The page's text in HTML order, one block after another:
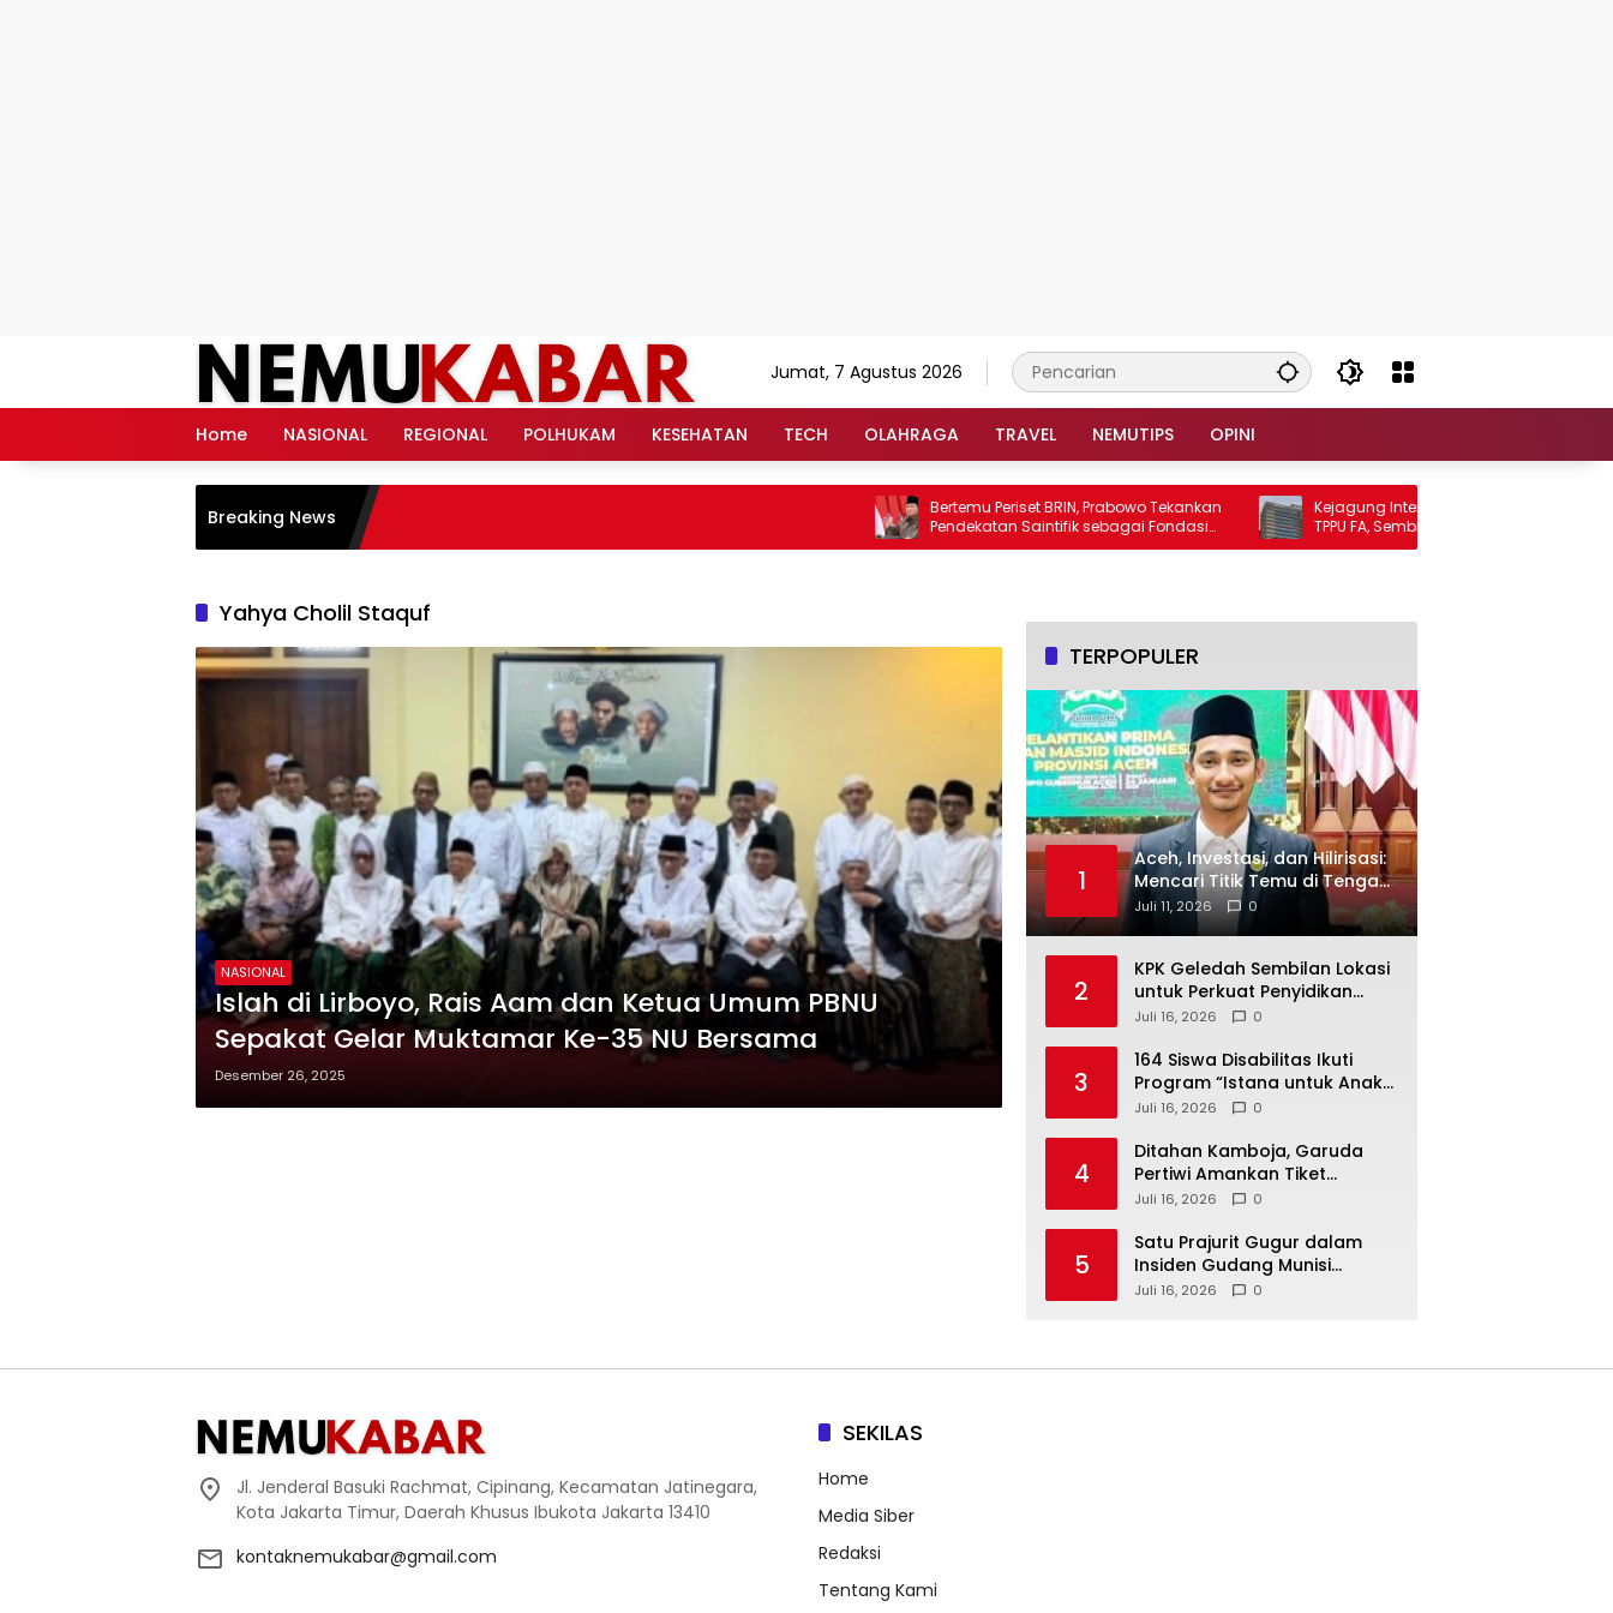
Jumat, 7 Agustus 2026
Home NASIONAL REGIONAL POLHUKAM KESEHATAN TECH OLAHRAGA TRAVEL NEMUTIPS OPINI
Breaking News
Bertemu Periset BRIN, Prabowo Tekankan
Pendekatan Saintifik sebagai Fondasi
Kemajuan Bangsa
Kejagung Intensifkan Penyidikan Dugaan
TPPU FA, Sembilan Saksi Diperiksa dan
Aset Ditelusuri
Yahya Cholil Staquf
NASIONAL
Islah di Lirboyo, Rais Aam dan Ketua Umum PBNU
Sepakat Gelar Muktamar Ke-35 NU Bersama
Desember 26, 2025
TERPOPULER
1
Aceh, Investasi, dan Hilirisasi:
Mencari Titik Temu di Tengah
Polemik Blok Andaman
Juli 11, 2026 0
2
KPK Geledah Sembilan Lokasi
untuk Perkuat Penyidikan
Dugaan Pemerasan Bupati
Juli 16, 2026 0
3
164 Siswa Disabilitas Ikuti
Program “Istana untuk Anak
Sekolah”, Kenali Sejarah
Juli 16, 2026 0
4
Ditahan Kamboja, Garuda
Pertiwi Amankan Tiket
Semifinal Piala AFF Putri 2026
Juli 16, 2026 0
5
Satu Prajurit Gugur dalam
Insiden Gudang Munisi
Madiun, TNI AD Dalami
Juli 16, 2026 0
Jl. Jenderal Basuki Rachmat, Cipinang, Kecamatan Jatinegara,
Kota Jakarta Timur, Daerah Khusus Ibukota Jakarta 13410
kontaknemukabar@gmail.com
SEKILAS
Home
Media Siber
Redaksi
Tentang Kami